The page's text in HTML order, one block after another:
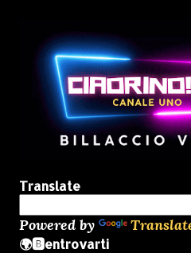
Translate
Powered by
🌍🅱️entrovarti